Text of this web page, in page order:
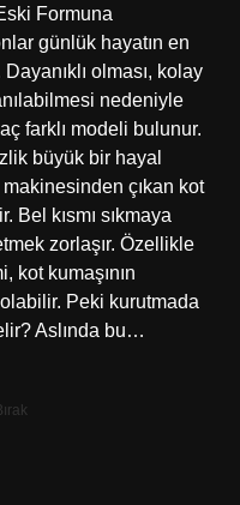
Formuna
günlük hayatın en
olması, kolay
nedeniyle
farklı modeli bulunur.
büyük bir hayal
makinesinden çıkan kot
Bel kısmı sıkmaya
zorlaşır. Özellikle
kot kumaşının
Peki kurutmada
Aslında bu…